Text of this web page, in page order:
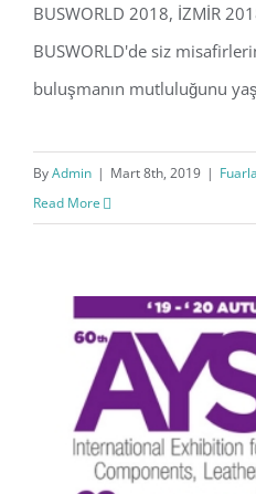
BUSWORLD 2018, İZMİR
BUSWORLD'de siz
buluşmanın mutluluğunu
ByAdmin | Mart 8th, 2019 |
Read More